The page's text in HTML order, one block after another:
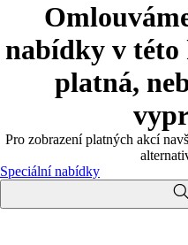
nabídky v
platná,
Pro zobrazení platných akcí
Speciální nabídky